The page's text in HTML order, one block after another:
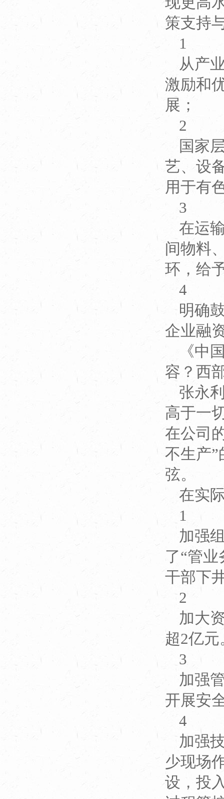
策支持
1
从产
激励和
展；
2
国家
艺、设
用于有
3
在运
间物料
环，给
4
明确
企业融
《中
容？西
张永
高于一
在公司
不生产
弦。
在实
1
加强
了“管
干部下
2
加大
超2亿元
3
加强
开展安
4
加强
少现场
设，投